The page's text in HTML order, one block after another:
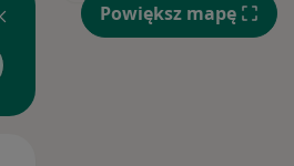
Powiększ mapę